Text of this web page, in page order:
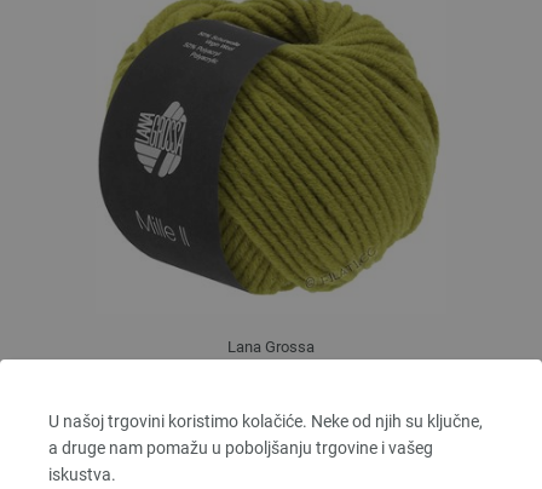
U našoj trgovini koristimo kolačiće. Neke od njih su ključne,
a druge nam pomažu u poboljšanju trgovine i vašeg
iskustva.
Lana Grossa
Dužina: otprilike 55 m / 50 g
Većina igle: 7 - 8